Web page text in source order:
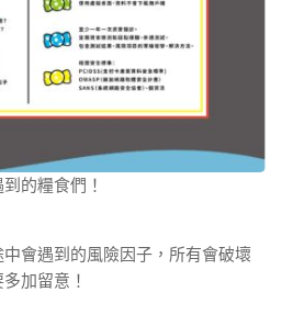
的糧食們！
會遇到的風險因子，所有會破壞
加留意！